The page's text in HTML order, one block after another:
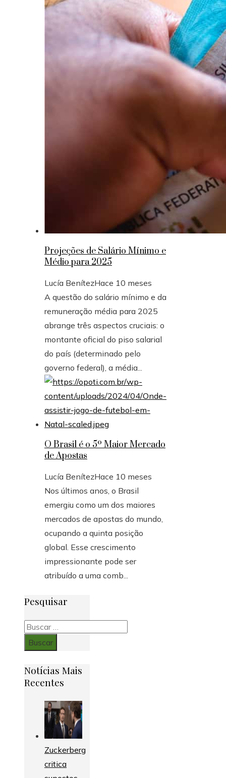
Projeções de Salário Mínimo e
Médio para 2025
Lucía BenítezHace 10 meses
A questão do salário mínimo e da
remuneração média para 2025
abrange três aspectos cruciais: o
montante oficial do piso salarial
do país (determinado pelo
governo federal), a média...
O Brasil é o 5º Maior Mercado
de Apostas
Lucía BenítezHace 10 meses
Nos últimos anos, o Brasil
emergiu como um dos maiores
mercados de apostas do mundo,
ocupando a quinta posição
global. Esse crescimento
impressionante pode ser
atribuído a uma comb...
Pesquisar
Buscar:
Notícias Mais
Recentes
Zuckerberg
critica